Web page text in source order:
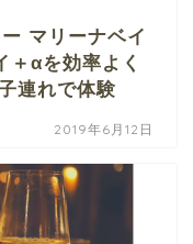
マリーナベイ
＋αを効率よく
連れで体験
2019年6月12日